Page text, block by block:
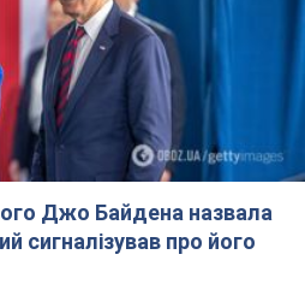
Джо Байдена назвала
сигналізував про його